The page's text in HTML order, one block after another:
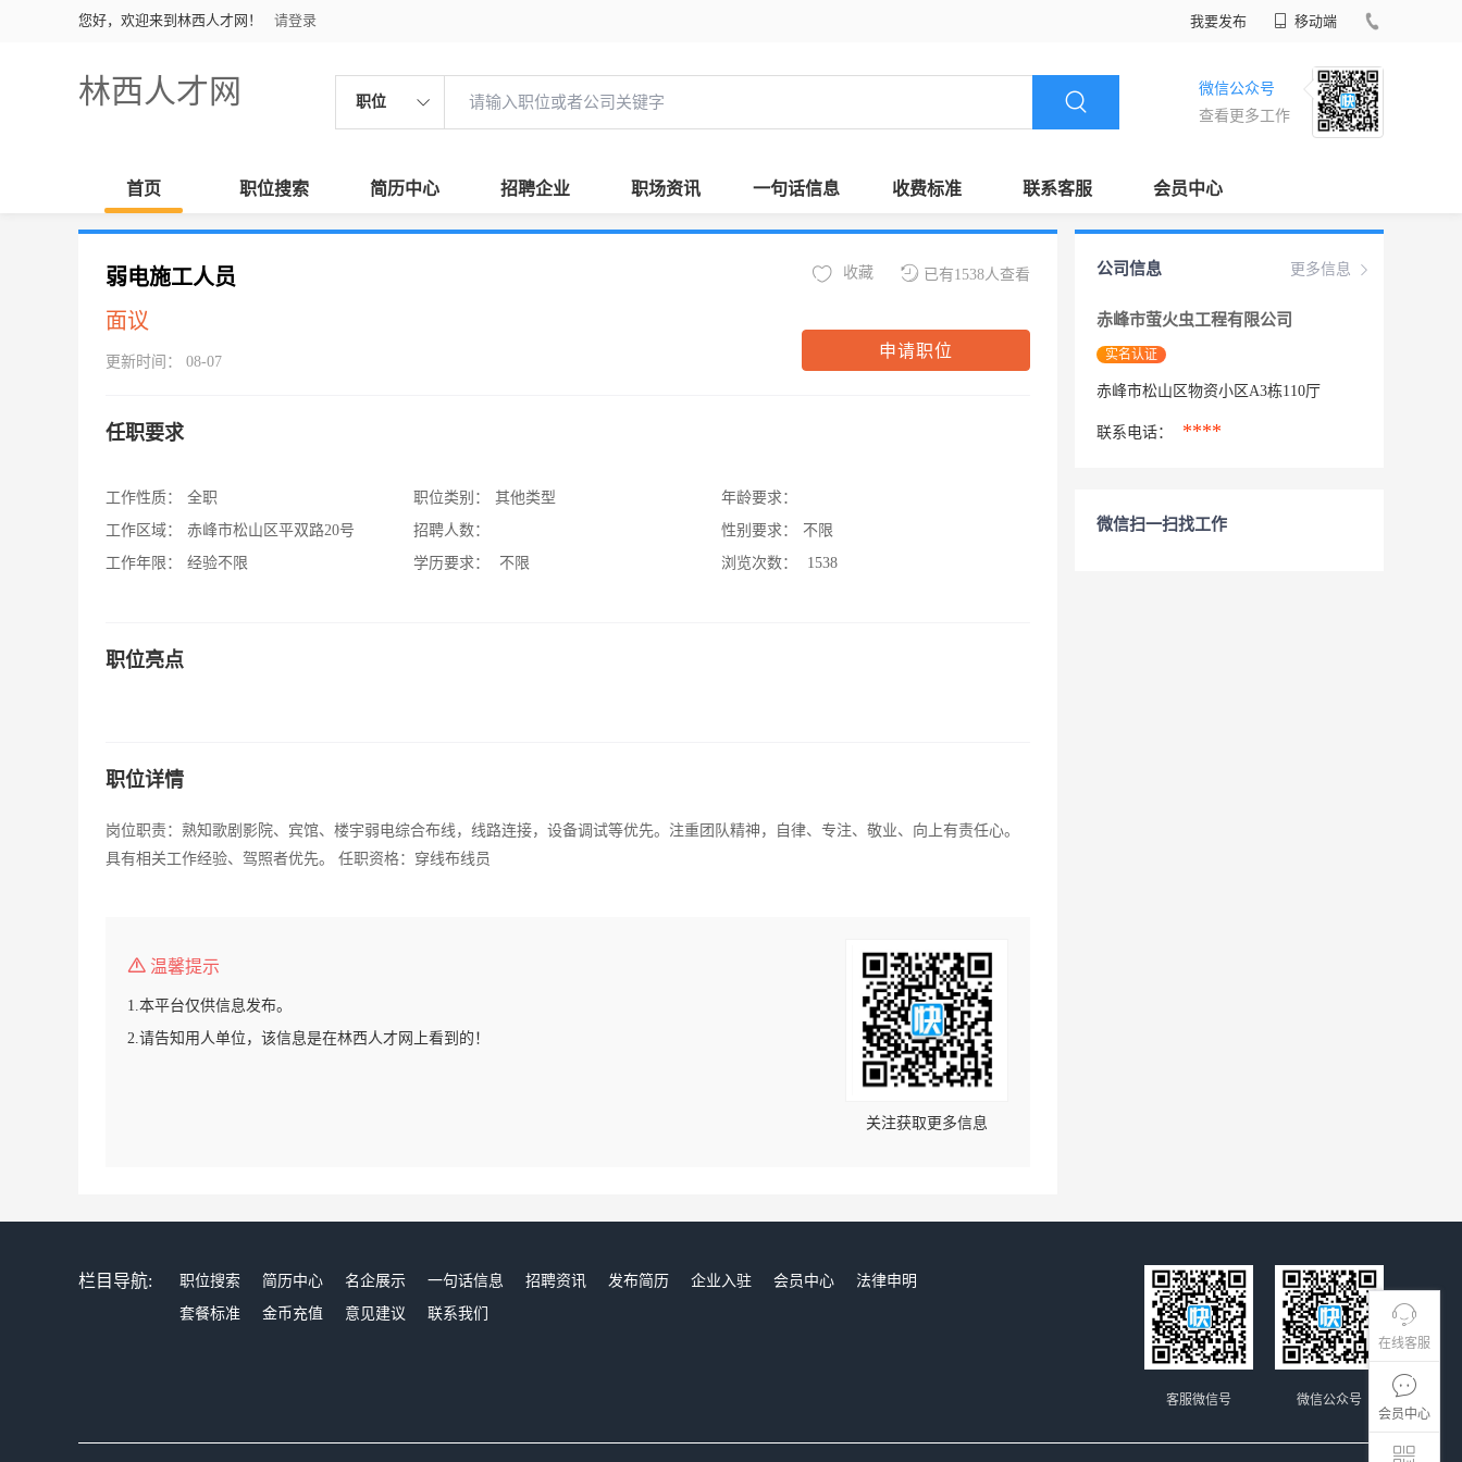
您好，欢迎来到林西人才网！ 请登录 我要发布 移动端
林西人才网 职位
微信公众号
查看更多工作
首页 职位搜索 简历中心 招聘企业 职场资讯 一句话信息 收费标准 联系客服 会员中心
在线客服
会员中心
弱电施工人员
面议
更新时间： 08-07
已有1538人查看
收藏
申请职位
任职要求
工作性质：
全职
工作区域：
赤峰市松山区平双路20号
工作年限：
经验不限
职位类别：
其他类型
招聘人数：
学历要求：
不限
年龄要求：
性别要求：
不限
浏览次数：
1538
职位亮点
职位详情
岗位职责：熟知歌剧影院、宾馆、楼宇弱电综合布线，线路连接，设备调试等优先。注重团队精神，自律、专注、敬业、向上有责任心。
具有相关工作经验、驾照者优先。 任职资格：穿线布线员
温馨提示
1.本平台仅供信息发布。
2.请告知用人单位，该信息是在林西人才网上看到的！
关注获取更多信息
更多信息
公司信息
赤峰市萤火虫工程有限公司
实名认证
赤峰市松山区物资小区A3栋110厅
联系电话： ****
微信扫一扫找工作
栏目导航: 职位搜索 简历中心 名企展示 一句话信息 招聘资讯 发布简历 企业入驻 会员中心
法律申明
套餐标准
金币充值 意见建议 联系我们
微信公众号
客服微信号